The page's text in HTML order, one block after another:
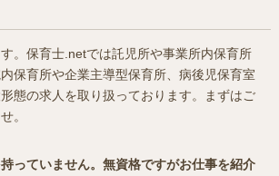
。保育士.netでは託児所や事業所内保育所
保育所や企業主導型保育所、病後児保育室
態の求人を取り扱っております。まずはご
。
っていません。無資格ですがお仕事を紹介